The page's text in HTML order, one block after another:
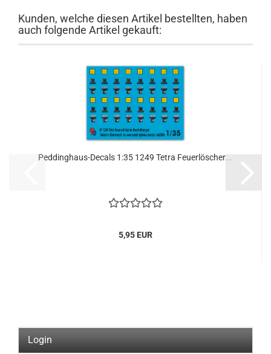
Kunden, welche diesen Artikel bestellten, haben
auch folgende Artikel gekauft:
Peddinghaus-Decals 1:35 1249 Tetra Feuerlöscher...
5,95 EUR
Login